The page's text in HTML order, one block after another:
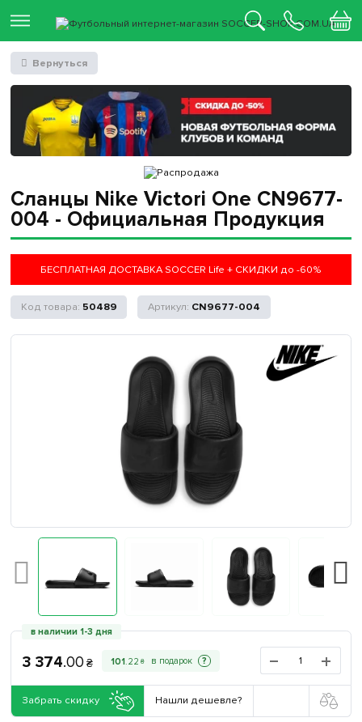
Сланцы Nike Victori One CN9677-
004 - Официальная Продукция
БЕСПЛАТНАЯ ДОСТАВКА SOCCER Life + СКИДКИ до -60%
50489 CN9677-004
в наличии 1-3 дня
3 374.00 ₴ 101.22 ₴ ?
Забрать скидку Нашли дешевле?
Вернуться